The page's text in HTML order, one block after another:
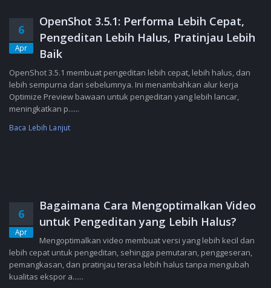
6
Apr
OpenShot 3.5.1: Performa Lebih Cepat,
Pengeditan Lebih Halus, Pratinjau Lebih
Baik
OpenShot 3.5.1 membuat pengeditan lebih cepat, lebih halus, dan
lebih sempurna dari sebelumnya. Ini menambahkan alur kerja
Optimize Preview bawaan untuk pengeditan yang lebih lancar,
meningkatkan p......
Baca Lebih Lanjut
6
Apr
Bagaimana Cara Mengoptimalkan Video
untuk Pengeditan yang Lebih Halus?
Mengoptimalkan video membuat versi yang lebih kecil dan
lebih cepat untuk pengeditan, sehingga pemutaran, penggeseran,
pemangkasan, dan pratinjau terasa lebih halus tanpa mengubah
kualitas ekspor a......